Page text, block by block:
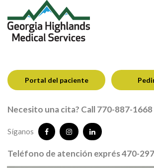
Portal del paciente
Necesito una cita? Call 770-887-1668
Síganos
Teléfono de atención exprés 470-